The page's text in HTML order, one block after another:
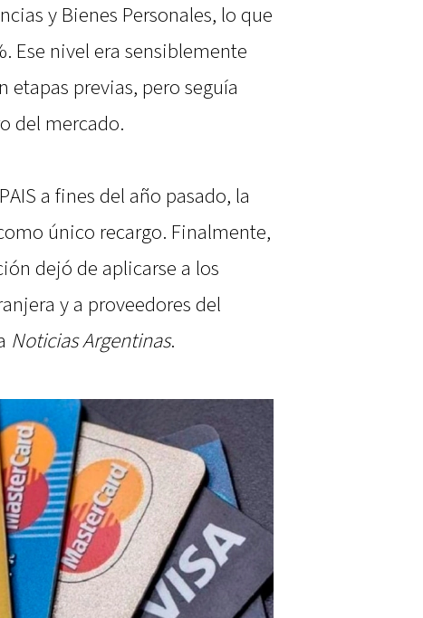
y Bienes Personales, lo que
Ese nivel era sensiblemente
etapas previas, pero seguía
del mercado.
a fines del año pasado, la
único recargo. Finalmente,
dejó de aplicarse a los
y a proveedores del
Noticias Argentinas.